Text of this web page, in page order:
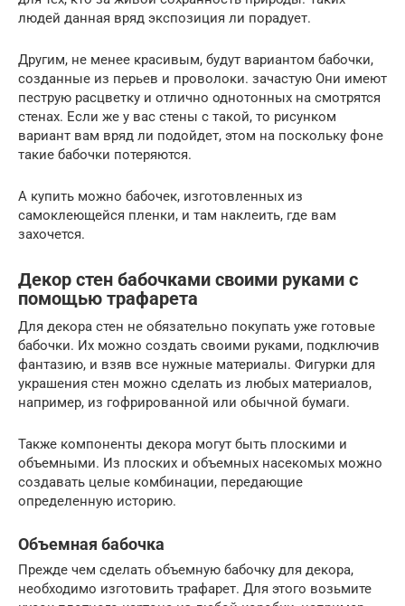
людей данная вряд экспозиция ли порадует.
Другим, не менее красивым, будут вариантом бабочки,
созданные из перьев и проволоки. зачастую Они имеют
пеструю расцветку и отлично однотонных на смотрятся
стенах. Если же у вас стены с такой, то рисунком
вариант вам вряд ли подойдет, этом на поскольку фоне
такие бабочки потеряются.
А купить можно бабочек, изготовленных из
самоклеющейся пленки, и там наклеить, где вам
захочется.
Декор стен бабочками своими руками с
помощью трафарета
Для декора стен не обязательно покупать уже готовые
бабочки. Их можно создать своими руками, подключив
фантазию, и взяв все нужные материалы. Фигурки для
украшения стен можно сделать из любых материалов,
например, из гофрированной или обычной бумаги.
Также компоненты декора могут быть плоскими и
объемными. Из плоских и объемных насекомых можно
создавать целые комбинации, передающие
определенную историю.
Объемная бабочка
Прежде чем сделать объемную бабочку для декора,
необходимо изготовить трафарет. Для этого возьмите